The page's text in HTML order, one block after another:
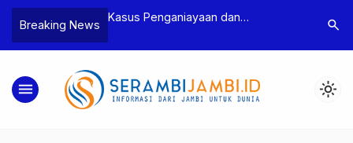
Breaking News
Bea Cukai
Pelaku beserta
dan 146 Gram
Kasus Penganiayaan dan
Tebo Tetapkan Dua Tersangka
Polres
Dua
search
menu light_mode